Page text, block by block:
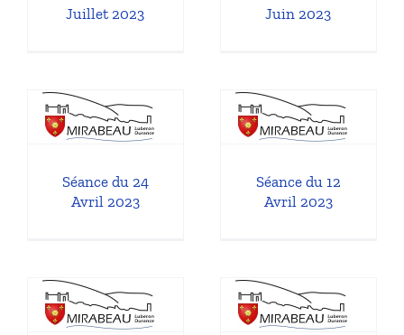
Juillet 2023
Juin 2023
Séance du 24
Avril 2023
Séance du 12
Avril 2023
Séance du 12
Avril 2023
Séance du 10
Janvier 2023